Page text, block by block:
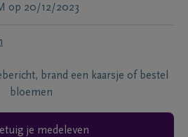
op 20/12/2023
brand een kaarsje of bestel
bloemen
je medeleven